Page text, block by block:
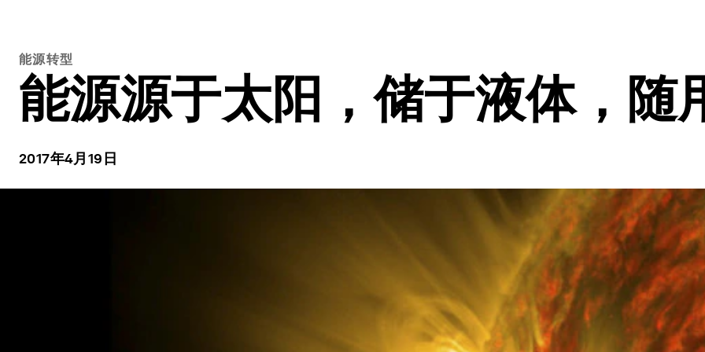
能源转型
能源源于太阳，储于液体，随
2017年4月19日